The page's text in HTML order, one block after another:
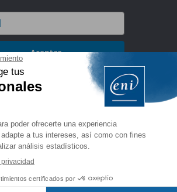
Aceptar
Actualidad
 